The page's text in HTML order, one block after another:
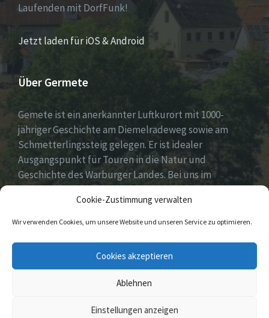
Cookie-Zustimmung verwalten
Wir verwenden Cookies, um unsere Website und unseren Service zu optimieren.
Cookies akzeptieren
Ablehnen
Einstellungen anzeigen
Laufenden mit DorfFunk!
Jetzt laden für iOS & Android
Über Germete
Gemete ist ein anerkannter Luftkurort mit 1000-
jähriger Geschichte am Diemelradeweg sowie am
Schmetterlingssteig gelegen. Er ist idealer
Ausgangspunkt für Touren in die Natur und
Geschichte des Warburger Landes. Bei uns im
Diemeltal gibt es ein buntes Dorfleben und viel
ehrenamtliches Engagement.
Facebook